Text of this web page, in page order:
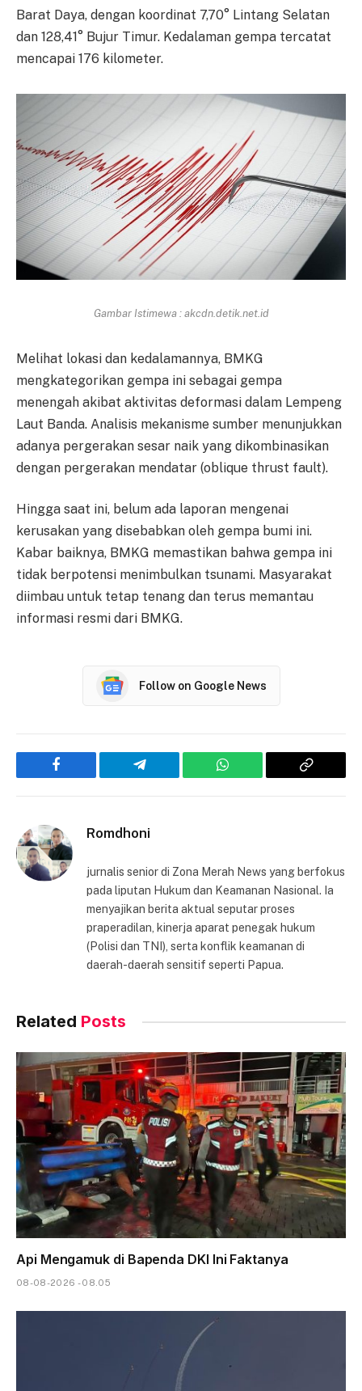
Barat Daya, dengan koordinat 7,70° Lintang Selatan
dan 128,41° Bujur Timur. Kedalaman gempa tercatat
mencapai 176 kilometer.
Gambar Istimewa : akcdn.detik.net.id
Melihat lokasi dan kedalamannya, BMKG
mengkategorikan gempa ini sebagai gempa
menengah akibat aktivitas deformasi dalam Lempeng
Laut Banda. Analisis mekanisme sumber menunjukkan
adanya pergerakan sesar naik yang dikombinasikan
dengan pergerakan mendatar (oblique thrust fault).
Hingga saat ini, belum ada laporan mengenai
kerusakan yang disebabkan oleh gempa bumi ini.
Kabar baiknya, BMKG memastikan bahwa gempa ini
tidak berpotensi menimbulkan tsunami. Masyarakat
diimbau untuk tetap tenang dan terus memantau
informasi resmi dari BMKG.
Follow on Google News
Facebook Telegram WhatsApp
Copy
Romdhoni
jurnalis senior di Zona Merah News yang berfokus
pada liputan Hukum dan Keamanan Nasional. Ia
menyajikan berita aktual seputar proses
praperadilan, kinerja aparat penegak hukum
(Polisi dan TNI), serta konflik keamanan di
daerah-daerah sensitif seperti Papua.
Related Posts
Api Mengamuk di Bapenda DKI Ini Faktanya
08-08-2026 - 08.05